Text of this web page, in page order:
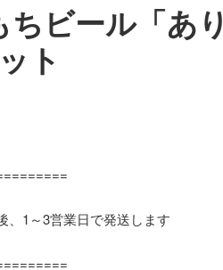
ビール「あり
ト
、1～3営業日で発送します